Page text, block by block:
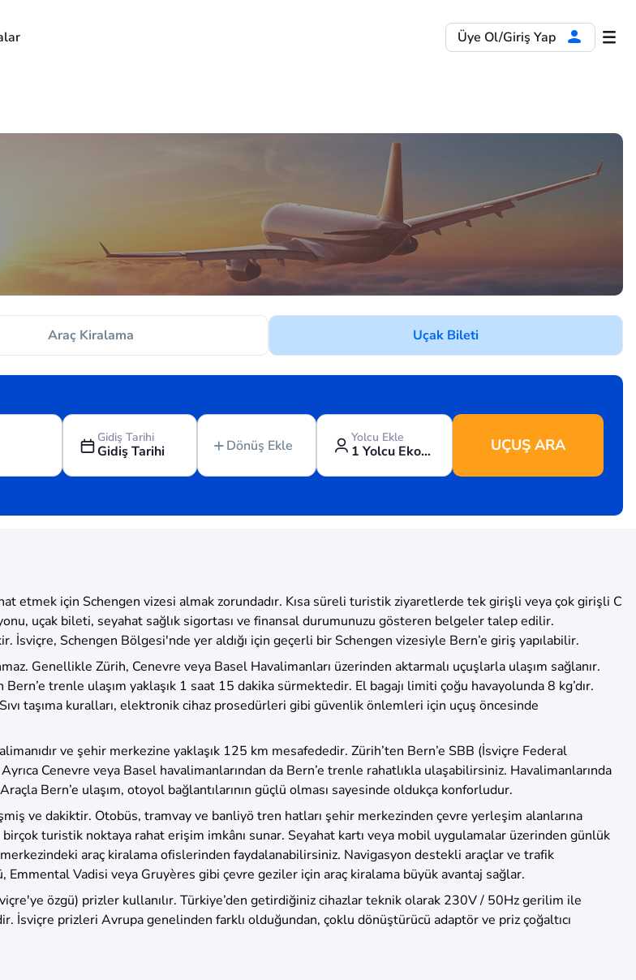
Üye Ol/Giriş Yap
Araç Kiralama Uçak Bileti
Gidiş Tarihi
Gidiş Tarihi Dönüş Ekle Yolcu Ekle
1 Yolcu Ekonomi UÇUŞ ARA
etmek için Schengen vizesi almak zorundadır. Kısa süreli turistik ziyaretlerde tek girişli veya çok girişli C
uçak bileti, seyahat sağlık sigortası ve finansal durumunuzu gösteren belgeler talep edilir.
İsviçre, Schengen Bölgesi'nde yer aldığı için geçerli bir Schengen vizesiyle Bern’e giriş yapılabilir.
Genellikle Zürih, Cenevre veya Basel Havalimanları üzerinden aktarmalı uçuşlarla ulaşım sağlanır.
trenle ulaşım yaklaşık 1 saat 15 dakika sürmektedir. El bagajı limiti çoğu havayolunda 8 kg’dır.
taşıma kuralları, elektronik cihaz prosedürleri gibi güvenlik önlemleri için uçuş öncesinde
ve şehir merkezine yaklaşık 125 km mesafededir. Zürih’ten Bern’e SBB (İsviçre Federal
Cenevre veya Basel havalimanlarından da Bern’e trenle rahatlıkla ulaşabilirsiniz. Havalimanlarında
Bern’e ulaşım, otoyol bağlantılarının güçlü olması sayesinde oldukça konforludur.
ve dakiktir. Otobüs, tramvay ve banliyö tren hatları şehir merkezinden çevre yerleşim alanlarına
turistik noktaya rahat erişim imkânı sunar. Seyahat kartı veya mobil uygulamalar üzerinden günlük
araç kiralama ofislerinden faydalanabilirsiniz. Navigasyon destekli araçlar ve trafik
Vadisi veya Gruyères gibi çevre geziler için araç kiralama büyük avantaj sağlar.
özgü) prizler kullanılır. Türkiye’den getirdiğiniz cihazlar teknik olarak 230V / 50Hz gerilim ile
İsviçre prizleri Avrupa genelinden farklı olduğundan, çoklu dönüştürücü adaptör ve priz çoğaltıcı